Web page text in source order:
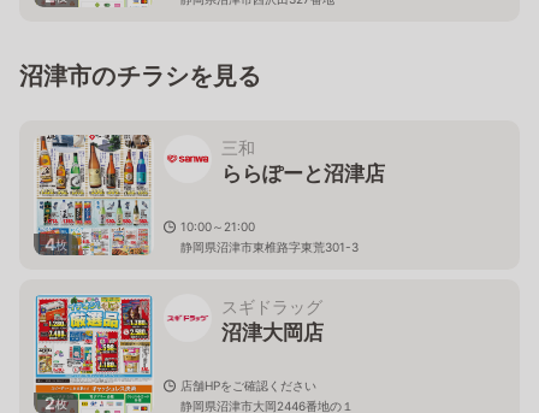
沼津市のチラシを見る
4枚
三和
ららぽーと沼津店
10:00～21:00
静岡県沼津市東椎路字東荒301-3
2枚
スギドラッグ
沼津大岡店
店舗HPをご確認ください
静岡県沼津市大岡2446番地の１